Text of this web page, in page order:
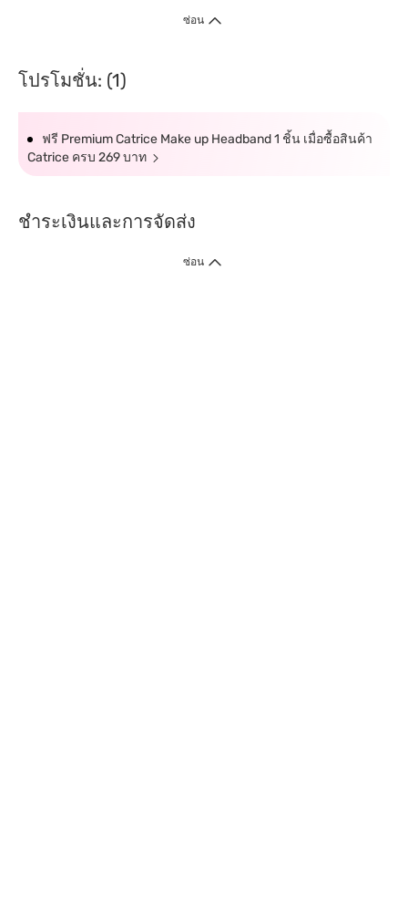
ซ่อน
โปรโมชั่น: (1)
ฟรี Premium Catrice Make up Headband 1 ชิ้น เมื่อซื้อสินค้า
Catrice ครบ 269 บาท
ชำระเงินและการจัดส่ง
ซ่อน